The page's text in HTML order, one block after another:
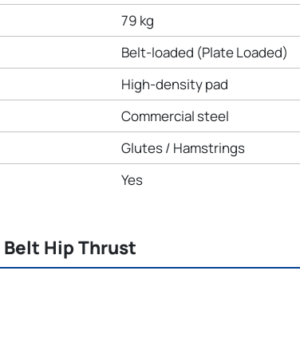
79 kg
Belt-loaded (Plate Loaded)
High-density pad
Commercial steel
Glutes / Hamstrings
Yes
Hip Thrust